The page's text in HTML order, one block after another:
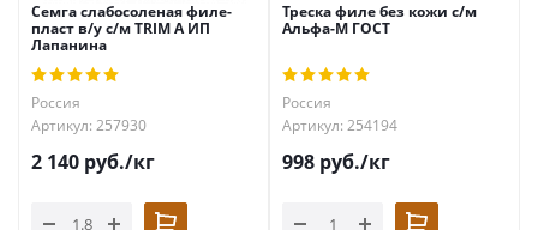
Семга слабосоленая филе-
пласт в/у с/м TRIM А ИП
Лапанина
Россия
Артикул: 257930
2 140 руб./кг
Треска филе без кожи с/м
Альфа-М ГОСТ
Россия
Артикул: 254194
998 руб./кг